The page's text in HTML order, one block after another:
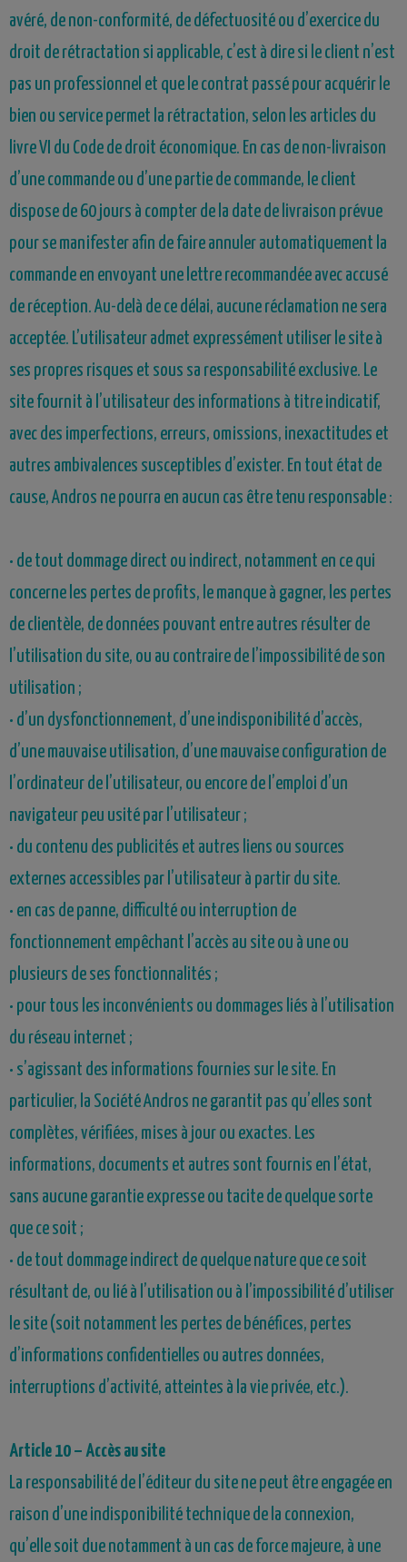
avéré, de non-conformité, de défectuosité ou d’exercice du
droit de rétractation si applicable, c’est à dire si le client n’est
pas un professionnel et que le contrat passé pour acquérir le
bien ou service permet la rétractation, selon les articles du
livre VI du Code de droit économique. En cas de non-livraison
d’une commande ou d’une partie de commande, le client
dispose de 60 jours à compter de la date de livraison prévue
pour se manifester afin de faire annuler automatiquement la
commande en envoyant une lettre recommandée avec accusé
de réception. Au-delà de ce délai, aucune réclamation ne sera
acceptée. L’utilisateur admet expressément utiliser le site à
ses propres risques et sous sa responsabilité exclusive. Le
site fournit à l’utilisateur des informations à titre indicatif,
avec des imperfections, erreurs, omissions, inexactitudes et
autres ambivalences susceptibles d’exister. En tout état de
cause, Andros ne pourra en aucun cas être tenu responsable :
• de tout dommage direct ou indirect, notamment en ce qui
concerne les pertes de profits, le manque à gagner, les pertes
de clientèle, de données pouvant entre autres résulter de
l’utilisation du site, ou au contraire de l’impossibilité de son
utilisation ;
• d’un dysfonctionnement, d’une indisponibilité d’accès,
d’une mauvaise utilisation, d’une mauvaise configuration de
l’ordinateur de l’utilisateur, ou encore de l’emploi d’un
navigateur peu usité par l’utilisateur ;
• du contenu des publicités et autres liens ou sources
externes accessibles par l’utilisateur à partir du site.
• en cas de panne, difficulté ou interruption de
fonctionnement empêchant l’accès au site ou à une ou
plusieurs de ses fonctionnalités ;
• pour tous les inconvénients ou dommages liés à l’utilisation
du réseau internet ;
• s’agissant des informations fournies sur le site. En
particulier, la Société Andros ne garantit pas qu’elles sont
complètes, vérifiées, mises à jour ou exactes. Les
informations, documents et autres sont fournis en l’état,
sans aucune garantie expresse ou tacite de quelque sorte
que ce soit ;
• de tout dommage indirect de quelque nature que ce soit
résultant de, ou lié à l’utilisation ou à l’impossibilité d’utiliser
le site (soit notamment les pertes de bénéfices, pertes
d’informations confidentielles ou autres données,
interruptions d’activité, atteintes à la vie privée, etc.).
Article 10 – Accès au site
La responsabilité de l’éditeur du site ne peut être engagée en
raison d’une indisponibilité technique de la connexion,
qu’elle soit due notamment à un cas de force majeure, à une